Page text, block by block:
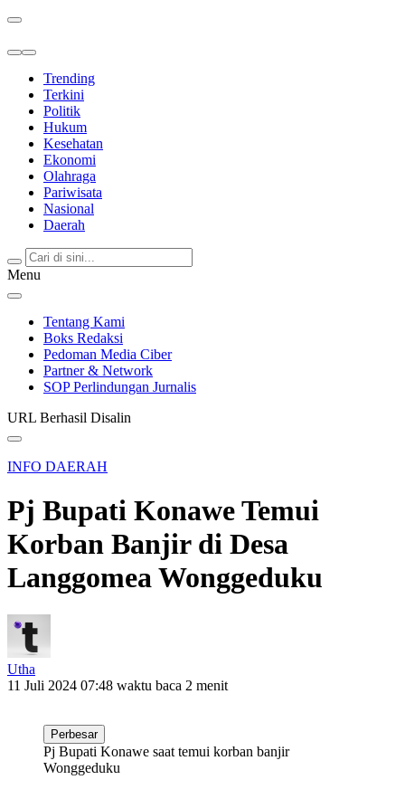
Trending
Terkini
Politik
Hukum
Kesehatan
Ekonomi
Olahraga
Pariwisata
Nasional
Daerah
Menu
Tentang Kami
Boks Redaksi
Pedoman Media Ciber
Partner & Network
SOP Perlindungan Jurnalis
URL Berhasil Disalin
INFO DAERAH
Pj Bupati Konawe Temui
Korban Banjir di Desa
Langgomea Wonggeduku
Utha
11 Juli 2024 07:48 waktu baca 2 menit
Perbesar
Pj Bupati Konawe saat temui korban banjir
Wonggeduku